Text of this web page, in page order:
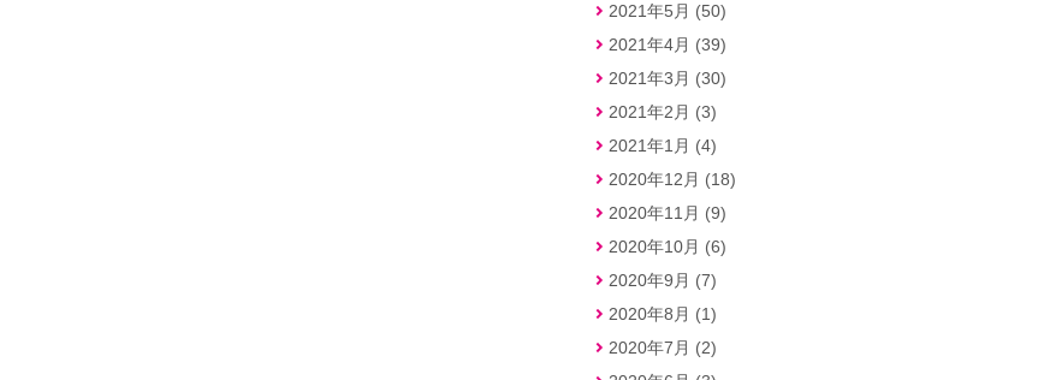
2021年5月 (50)
2021年4月 (39)
2021年3月 (30)
2021年2月 (3)
2021年1月 (4)
2020年12月 (18)
2020年11月 (9)
2020年10月 (6)
2020年9月 (7)
2020年8月 (1)
2020年7月 (2)